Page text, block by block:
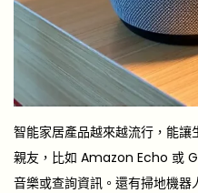
智能家居產品越來越流行，能
親友，比如 Amazon Echo 或
音樂或查詢資訊。還有掃地機器